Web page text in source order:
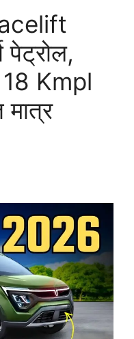
पेट्रोल,
18 Kmpl